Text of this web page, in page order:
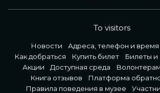
To visitors
Новости
Адреса, телефон и
Как добраться
Купить билет
Билеты
Акции
Доступная среда Волонтерам
Книга отзывов
Платформа
Правила поведения в музее